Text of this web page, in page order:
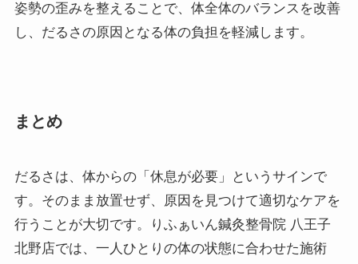
姿勢の歪みを整えることで、体全体のバランスを改善
し、だるさの原因となる体の負担を軽減します。
まとめ
だるさは、体からの「休息が必要」というサインで
す。そのまま放置せず、原因を見つけて適切なケアを
行うことが大切です。りふぁいん鍼灸整骨院 八王子
北野店では、一人ひとりの体の状態に合わせた施術